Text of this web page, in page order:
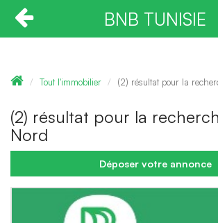
BNB TUNISIE
Tout l'immobilier (2) résultat pour la
(2) résultat pour la
Nord
Déposer votre annonce